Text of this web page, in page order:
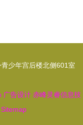
少年宫后楼北侧601室
广告设计 赤峰灵睿信息技
Sitemap